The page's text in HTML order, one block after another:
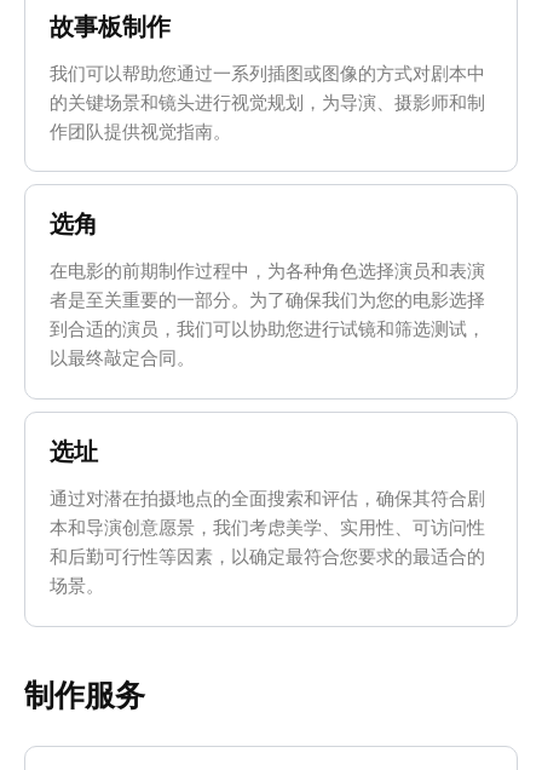
故事板制作
我们可以帮助您通过一系列插图或图像的方式对剧本中
的关键场景和镜头进行视觉规划，为导演、摄影师和制
作团队提供视觉指南。
选角
在电影的前期制作过程中，为各种角色选择演员和表演
者是至关重要的一部分。为了确保我们为您的电影选择
到合适的演员，我们可以协助您进行试镜和筛选测试，
以最终敲定合同。
选址
通过对潜在拍摄地点的全面搜索和评估，确保其符合剧
本和导演创意愿景，我们考虑美学、实用性、可访问性
和后勤可行性等因素，以确定最符合您要求的最适合的
场景。
制作服务